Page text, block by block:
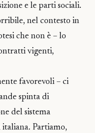
e le parti sociali.
nel contesto in
che non è – lo
vigenti,
favorevoli – ci
spinta di
del sistema
Partiamo,